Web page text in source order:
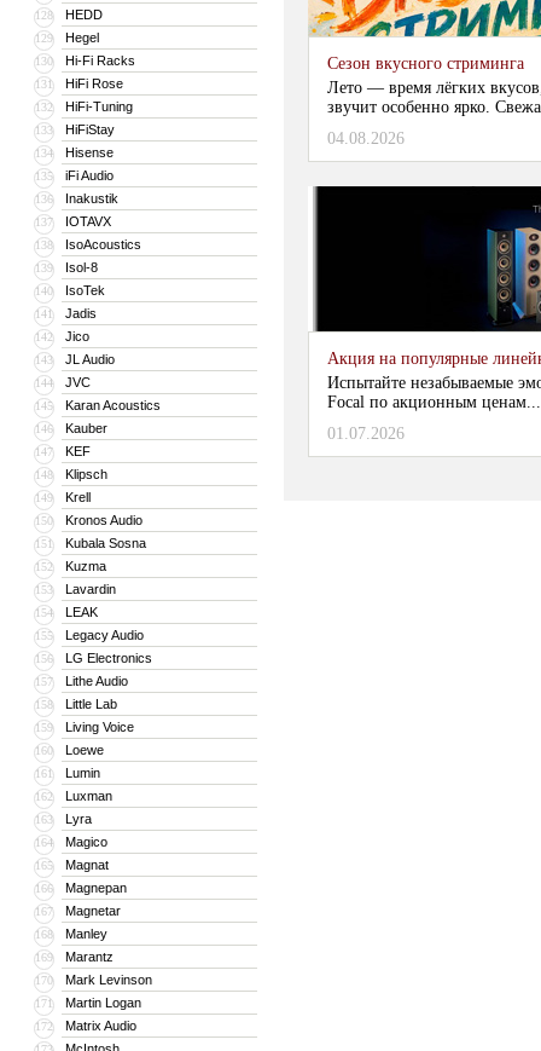
128 HEDD
129 Hegel
130 Hi-Fi Racks
131 HiFi Rose
132 HiFi-Tuning
133 HiFiStay
134 Hisense
135 iFi Audio
136 Inakustik
137 IOTAVX
138 IsoAcoustics
139 Isol-8
140 IsoTek
141 Jadis
142 Jico
143 JL Audio
144 JVC
145 Karan Acoustics
146 Kauber
147 KEF
148 Klipsch
149 Krell
150 Kronos Audio
151 Kubala Sosna
152 Kuzma
153 Lavardin
154 LEAK
155 Legacy Audio
156 LG Electronics
157 Lithe Audio
158 Little Lab
159 Living Voice
160 Loewe
161 Lumin
162 Luxman
163 Lyra
164 Magico
165 Magnat
166 Magnepan
167 Magnetar
168 Manley
169 Marantz
170 Mark Levinson
171 Martin Logan
172 Matrix Audio
Сезон вкусного стриминга
Лето — время лёгких
звучит особенно ярко.
04.08.2026
Акция на популярные
Испытайте незабываемые
Focal по акционным
01.07.2026